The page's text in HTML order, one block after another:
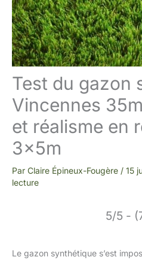
Test du gazon
Vincennes
et réalisme en
3x5m
Par Claire Épineux-Fougère / 15
lecture
5/5 -
Le gazon synthétique s’est